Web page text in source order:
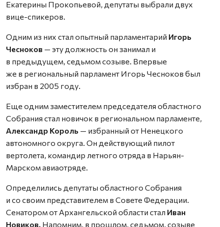
Екатерины Прокопьевой, депутаты выбрали двух
вице-спикеров.
Одним из них стал опытный парламентарий Игорь
Чесноков — эту должность он занимал и
в предыдущем, седьмом созыве. Впервые
же в региональный парламент Игорь Чесноков был
избран в 2005 году.
Еще одним заместителем председателя областного
Собрания стал новичок в региональном парламенте,
Александр Король — избранный от Ненецкого
автономного округа. Он действующий пилот
вертолета, командир летного отряда в Нарьян-
Марском авиаотряде.
Определились депутаты областного Собрания
и со своим представителем в Совете Федерации.
Сенатором от Архангельской области стал Иван
Новиков. Напомним, в прошлом, седьмом, созыве